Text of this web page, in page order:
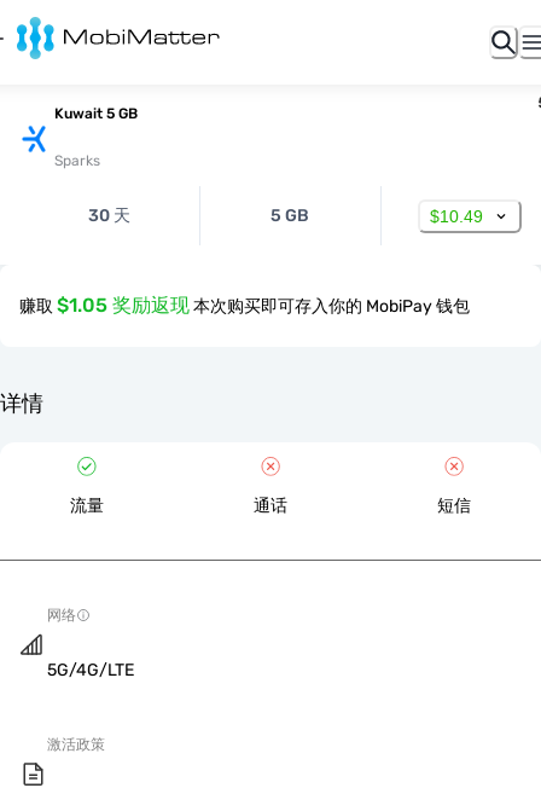
Kuwait 5 GB
Sparks
30 天 5 GB $10.49
赚取 $1.05 奖励返现本次购买即可存入你的 MobiPay 钱包
详情
流量 通话 短信
网络
5G/4G/LTE
激活政策